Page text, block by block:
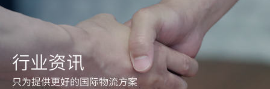
行业资讯
只为提供更好的国际物流方案